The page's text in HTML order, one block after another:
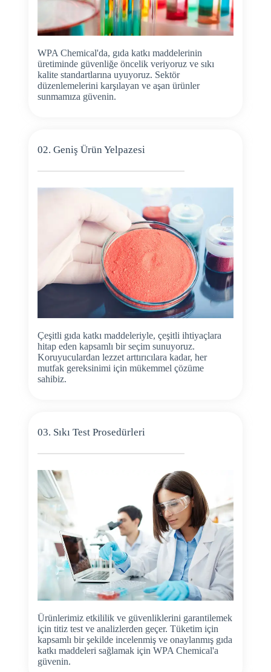
WPA Chemical'da, gıda katkı maddelerinin
üretiminde güvenliğe öncelik veriyoruz ve sıkı
kalite standartlarına uyuyoruz. Sektör
düzenlemelerini karşılayan ve aşan ürünler
sunmamıza güvenin.
02. Geniş Ürün Yelpazesi
Çeşitli gıda katkı maddeleriyle, çeşitli ihtiyaçlara
hitap eden kapsamlı bir seçim sunuyoruz.
Koruyuculardan lezzet arttırıcılara kadar, her
mutfak gereksinimi için mükemmel çözüme
sahibiz.
03. Sıkı Test Prosedürleri
Ürünlerimiz etkililik ve güvenliklerini garantilemek
için titiz test ve analizlerden geçer. Tüketim için
kapsamlı bir şekilde incelenmiş ve onaylanmış gıda
katkı maddeleri sağlamak için WPA Chemical'a
güvenin.